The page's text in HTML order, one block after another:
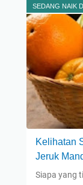
SEDANG NAIK
Kelihatan
Jeruk
Siapa yang